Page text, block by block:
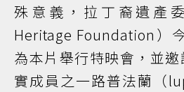
殊意義，拉丁裔遺產
Heritage Foundation）
為本片舉行特映會，並
實成員之一路普法蘭（